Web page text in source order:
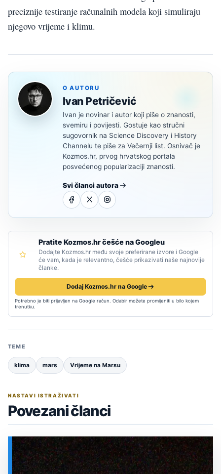
preciznije testiranje računalnih modela koji simuliraju
njegovo vrijeme i klimu.
O AUTORU
Ivan Petričević
Ivan je novinar i autor koji piše o znanosti,
svemiru i povijesti. Gostuje kao stručni
sugovornik na Science Discovery i History
Channelu te piše za Večernji list. Osnivač je
Kozmos.hr, prvog hrvatskog portala
posvećenog popularizaciji znanosti.
Svi članci autora
Pratite Kozmos.hr češće na Googleu
Dodajte Kozmos.hr među svoje preferirane izvore i Google
će vam, kada je relevantno, češće prikazivati naše najnovije
članke.
Dodaj Kozmos.hr na Google
Potrebno je biti prijavljen na Google račun. Odabir možete promijeniti u bilo kojem
trenutku.
TEME
klima mars Vrijeme na Marsu
NASTAVI ISTRAŽIVATI
Povezani članci